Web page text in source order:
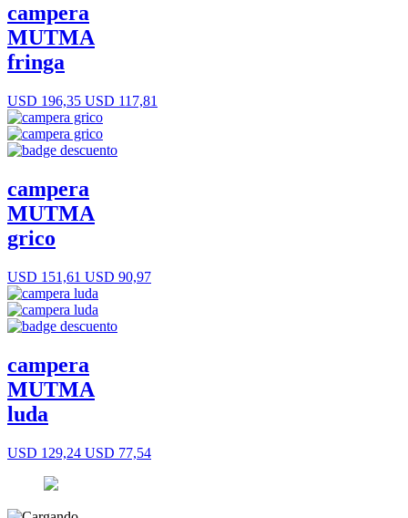
campera
MUTMA
fringa
USD 196,35 USD 117,81
campera
MUTMA
grico
USD 151,61 USD 90,97
campera
MUTMA
luda
USD 129,24 USD 77,54